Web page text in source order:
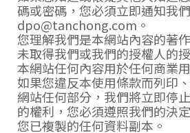
碼或密碼，您必須立即通知我們
dpo@tanchong.com 。
您理解我們是本網站內容的著
未取得我們或我們的授權人的
本網站任何內容用於任何商業
如果您違反本使用條款而列印
網站任何部分，我們將立即停
的權利，您必須遵照我們的決
您已複製的任何資料副本。